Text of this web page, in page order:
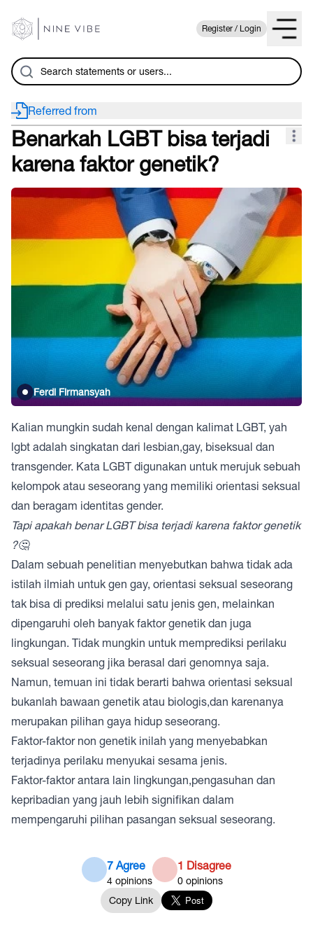
Register / Login
Benarkah LGBT bisa terjadi
karena faktor genetik?
Ferdi Firmansyah
Kalian mungkin sudah kenal dengan kalimat LGBT, yah
lgbt adalah singkatan dari lesbian,gay, biseksual dan
transgender. Kata LGBT digunakan untuk merujuk sebuah
kelompok atau seseorang yang memiliki orientasi seksual
dan beragam identitas gender.
Tapi apakah benar LGBT bisa terjadi karena faktor genetik
?🤔
Dalam sebuah penelitian menyebutkan bahwa tidak ada
istilah ilmiah untuk gen gay, orientasi seksual seseorang
tak bisa di prediksi melalui satu jenis gen, melainkan
dipengaruhi oleh banyak faktor genetik dan juga
lingkungan. Tidak mungkin untuk memprediksi perilaku
seksual seseorang jika berasal dari genomnya saja.
Namun, temuan ini tidak berarti bahwa orientasi seksual
bukanlah bawaan genetik atau biologis,dan karenanya
merupakan pilihan gaya hidup seseorang.
Faktor-faktor non genetik inilah yang menyebabkan
terjadinya perilaku menyukai sesama jenis.
Faktor-faktor antara lain lingkungan,pengasuhan dan
kepribadian yang jauh lebih signifikan dalam
mempengaruhi pilihan pasangan seksual seseorang.
7 Agree
4 opinions
1 Disagree
0 opinions
Copy Link
Referred from